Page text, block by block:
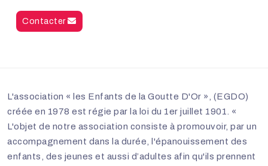
Contacter
L'association « les Enfants de la Goutte D'Or », (EGDO)
créée en 1978 est régie par la loi du 1er juillet 1901. «
L'objet de notre association consiste à promouvoir, par un
accompagnement dans la durée, l'épanouissement des
enfants, des jeunes et aussi d’adultes afin qu'ils prennent